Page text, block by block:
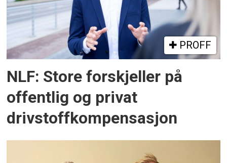
PROFF
NLF: Store forskjeller på
offentlig og privat
drivstoffkompensasjon